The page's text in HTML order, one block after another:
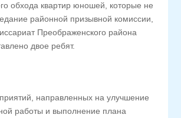
обхода квартир юношей, которые не
районной призывной комиссии,
Преображенского района
двое ребят.
направленных на улучшение
работы и выполнение плана